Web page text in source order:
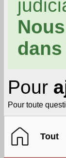
Pour
Pour toute
Tout